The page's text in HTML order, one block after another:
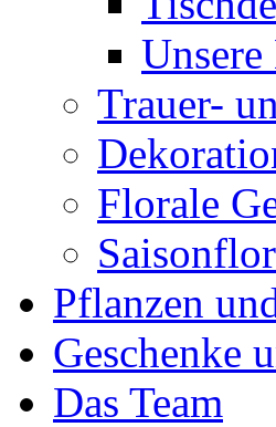
Unsere
Trauer-
Florale
Pflanzen
Geschenke
Das Team